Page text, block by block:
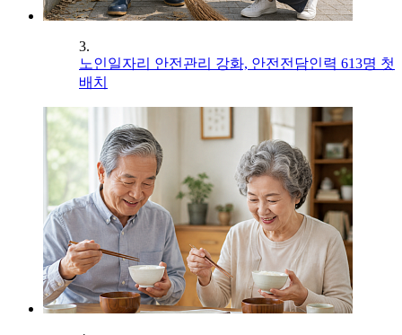
3.
노인일자리 안전관리 강화, 안전전담인력 613명 첫
배치